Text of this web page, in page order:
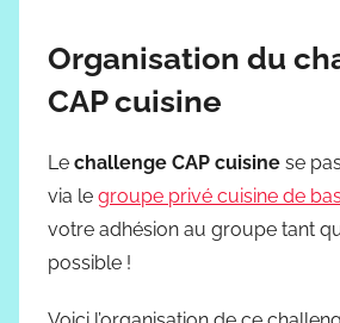
Organisation du
CAP cuisine
Le challenge CAP cuisine se
via le groupe privé cuisine de
votre adhésion au groupe tant
possible !